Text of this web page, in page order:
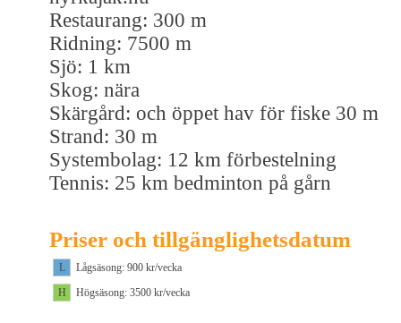
Restaurang: 300 m
Ridning: 7500 m
Sjö: 1 km
Skog: nära
Skärgård: och öppet hav för fiske 30 m
Strand: 30 m
Systembolag: 12 km förbestelning
Tennis: 25 km bedminton på gårn
Priser och tillgänglighetsdatum
L
Lågsäsong: 900 kr/vecka
H
Högsäsong: 3500 kr/vecka